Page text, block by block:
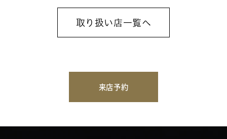
取り扱い店一覧へ
来店予約